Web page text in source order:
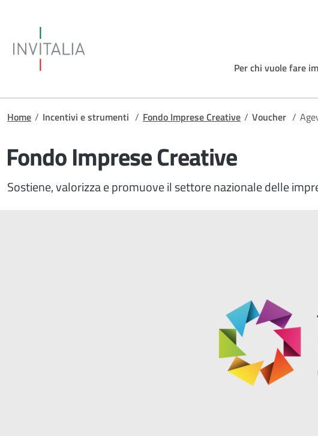
Per chi vuole fare
Briciole di pane
Home / Incentivi e strumenti / Fondo Imprese Creative / Voucher /
Fondo Imprese Creative
Sostiene, valorizza e promuove il settore nazionale delle